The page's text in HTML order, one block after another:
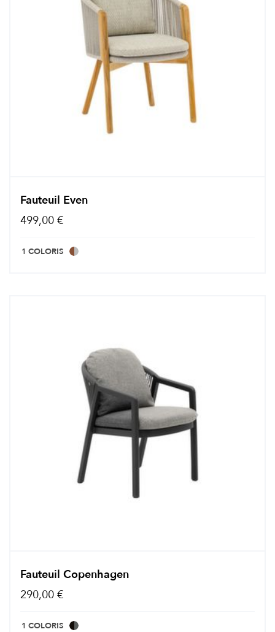
Fauteuil Even
499,00 €
1 COLORIS
Fauteuil Copenhagen
290,00 €
1 COLORIS